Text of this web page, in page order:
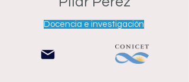
Docencia e investigación